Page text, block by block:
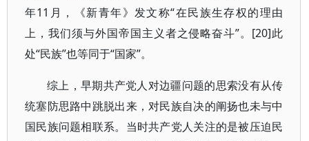
年11月，《新青年》发文称“在民族生存权的理由
上，我们须与外国帝国主义者之侵略奋斗”。[20]此
处“民族”也等同于“国家”。
综上，早期共产党人对边疆问题的思索没有从传
统塞防思路中跳脱出来，对民族自决的阐扬也未与中
国民族问题相联系。当时共产党人关注的是被压迫民